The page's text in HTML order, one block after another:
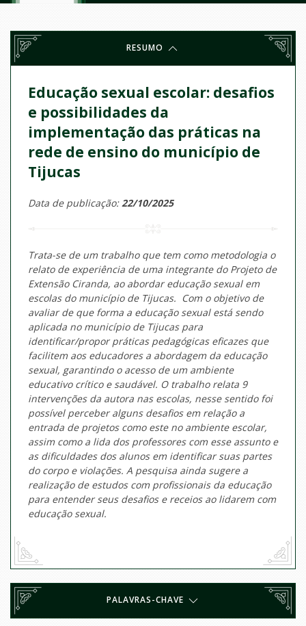
RESUMO
Educação sexual escolar: desafios
e possibilidades da
implementação das práticas na
rede de ensino do município de
Tijucas
Data de publicação:22/10/2025
Trata-se de um trabalho que tem como metodologia o
relato de experiência de uma integrante do Projeto de
Extensão Ciranda, ao abordar educação sexual em
escolas do município de Tijucas. Com o objetivo de
avaliar de que forma a educação sexual está sendo
aplicada no município de Tijucas para
identificar/propor práticas pedagógicas eficazes que
facilitem aos educadores a abordagem da educação
sexual, garantindo o acesso de um ambiente
educativo crítico e saudável. O trabalho relata 9
intervenções da autora nas escolas, nesse sentido foi
possível perceber alguns desafios em relação a
entrada de projetos como este no ambiente escolar,
assim como a lida dos professores com esse assunto e
as dificuldades dos alunos em identificar suas partes
do corpo e violações. A pesquisa ainda sugere a
realização de estudos com profissionais da educação
para entender seus desafios e receios ao lidarem com
educação sexual.
PALAVRAS-CHAVE